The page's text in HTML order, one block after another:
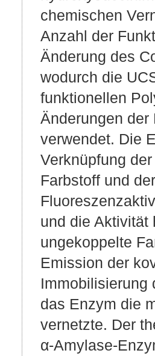
chemischen
Anzahl der
Änderung des
wodurch die
funktionellen
Änderungen
verwendet. Die
Verknüpfung
Farbstoff und
und die Aktivität
ungekoppelte
Emission der
Immobilisierung
das Enzym die
vernetzte. Der
α-Amylase-